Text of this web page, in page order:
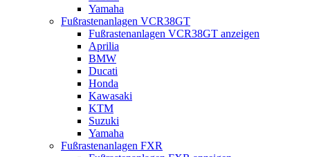
Yamaha
Fußrastenanlagen VCR38GT
Fußrastenanlagen VCR38GT anzeigen
Aprilia
BMW
Ducati
Honda
Kawasaki
KTM
Suzuki
Yamaha
Fußrastenanlagen FXR